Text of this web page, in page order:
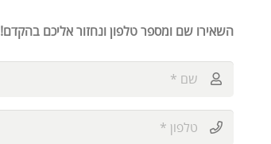
השאירו שם ומספר טלפון ונחזור אליכם בהקדם!